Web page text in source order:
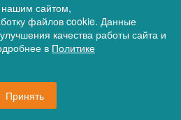
555-80-87
info@dono.su
нашим сайтом,
файлов cookie. Данные
качества работы сайта и
в Политике
Принять